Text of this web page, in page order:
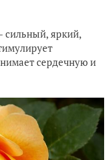
сильный, яркий,
сердечную и